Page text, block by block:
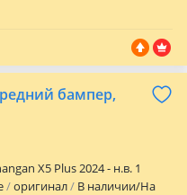
бампер,
X5 Plus 2024 - н.в. 1
оригинал
В наличии/На